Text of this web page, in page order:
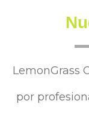
LemonGrass
por